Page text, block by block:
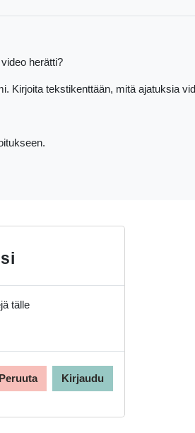
herätti?
Kirjoita tekstikenttään, mitä ajatuksia
tälle
Peruuta Kirjaudu